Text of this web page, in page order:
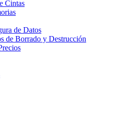
Cintas
de Datos
de Borrado y Destrucción